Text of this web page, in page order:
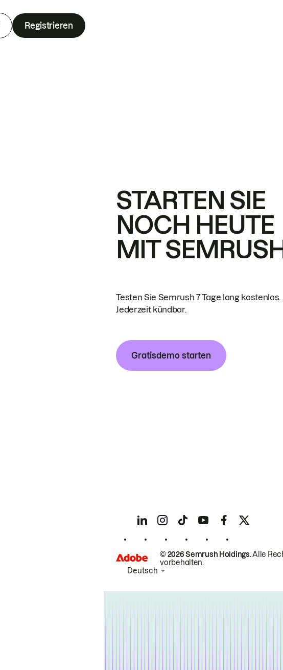
Registrieren
STARTEN SIE
NOCH HEUTE
MIT
Testen Sie Semrush 7 Tage lang kostenlos.
Jederzeit kündbar.
Gratisdemo starten
© 2026 Semrush Holdings.Alle
vorbehalten.
Deutsch